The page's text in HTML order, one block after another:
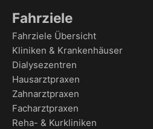
Fahrziele
Fahrziele Übersicht
Kliniken & Krankenhäuser
Dialysezentren
Hausarztpraxen
Zahnarztpraxen
Facharztpraxen
Reha- & Kurkliniken